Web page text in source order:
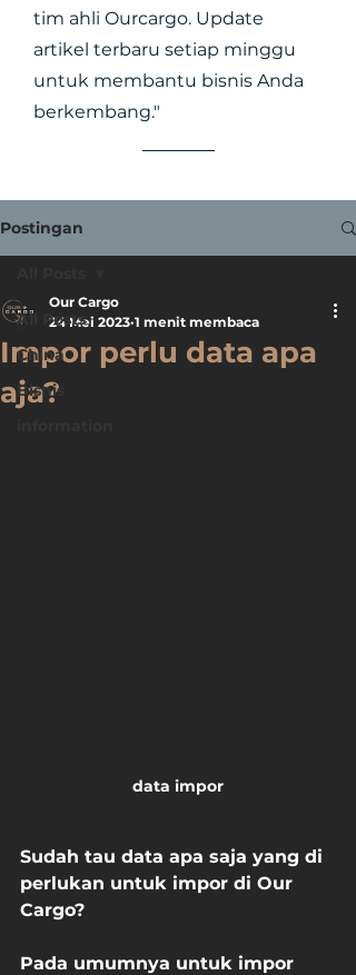
tim ahli Ourcargo. Update
artikel terbaru setiap minggu
untuk membantu bisnis Anda
berkembang."
Postingan
All Posts
China
Bisnis
Impor perlu data apa
aja?
Our Cargo
24 Mei 2023 1 menit membaca
data impor
Sudah tau data apa saja yang di
perlukan untuk impor di Our
Cargo?
Pada umumnya untuk impor